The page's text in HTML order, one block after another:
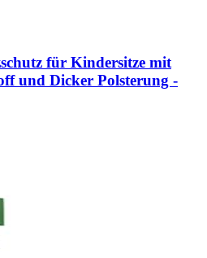
für Kindersitze mit
und Dicker Polsterung -